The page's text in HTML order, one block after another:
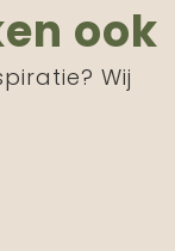
ook
Wij